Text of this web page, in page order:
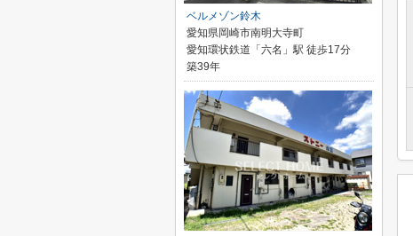
ベルメゾン鈴木
愛知県岡崎市南明大寺町
愛知環状鉄道「六名」駅 徒歩17分
築39年